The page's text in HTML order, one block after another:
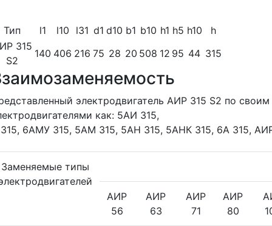
Тип l1 l10 l31 d1 d10 b1 b10 h1 h5 h10
h
315
S2
140 406 216 75 28 20 508 12 95 44 315
электродвигатель АИР 315 S2 по
как: 5АИ 315,
6АМУ 315, 5АМ 315, 5АН 315, 5АНК 315, 6А 315,
Заменяемые типы
АИР
56
АИР
63
АИР
71
АИР
80